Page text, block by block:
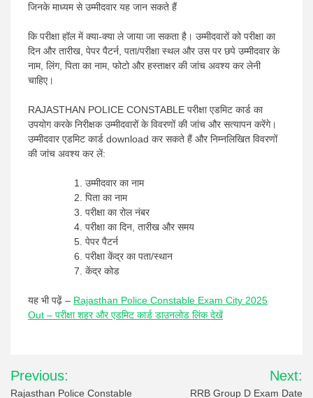
जिनके माध्यम से उम्मीदवार यह जान सकते हैं
कि परीक्षा हॉल में क्या-क्या ले जाया जा सकता है। उम्मीदवारों को परीक्षा का
दिन और तारीख, पेपर पैटर्न, पता/परीक्षा स्थल और उस पर छपे उम्मीदवार के
नाम, लिंग, पिता का नाम, फोटो और हस्ताक्षर की जांच अवश्य कर लेनी
चाहिए।
RAJASTHAN POLICE CONSTABLE परीक्षा एडमिट कार्ड का
उपयोग करके निरीक्षक उम्मीदवारों के विवरणों की जांच और सत्यापन करेंगे।
उम्मीदवार एडमिट कार्ड download कर सकते हैं और निम्नलिखित विवरणों
की जांच अवश्य कर लें:
उम्मीदवार का नाम
पिता का नाम
परीक्षा का रोल नंबर
परीक्षा का दिन, तारीख और समय
पेपर पैटर्न
परीक्षा केंद्र का पता/स्थान
केंद्र कोड
यह भी पढ़ें – Rajasthan Police Constable Exam City 2025
Out – परीक्षा शहर और एडमिट कार्ड डाउनलोड लिंक देखें
Post
navigation
Previous:
Rajasthan Police Constable
Next:
RRB Group D Exam Date